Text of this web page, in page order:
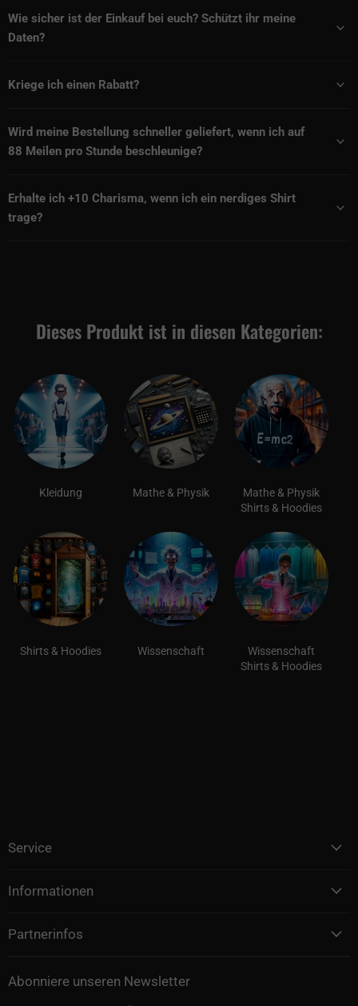
Wie sicher ist der Einkauf bei euch? Schützt ihr meine
Daten?
Kriege ich einen Rabatt?
Wird meine Bestellung schneller geliefert, wenn ich auf
88 Meilen pro Stunde beschleunige?
Erhalte ich +10 Charisma, wenn ich ein nerdiges Shirt
trage?
Dieses Produkt ist in diesen Kategorien:
Kleidung Mathe & Physik
Mathe & Physik
Shirts & Hoodies
Shirts & Hoodies Wissenschaft
Wissenschaft
Shirts & Hoodies
Service
Informationen
Partnerinfos
Abonniere unseren Newsletter